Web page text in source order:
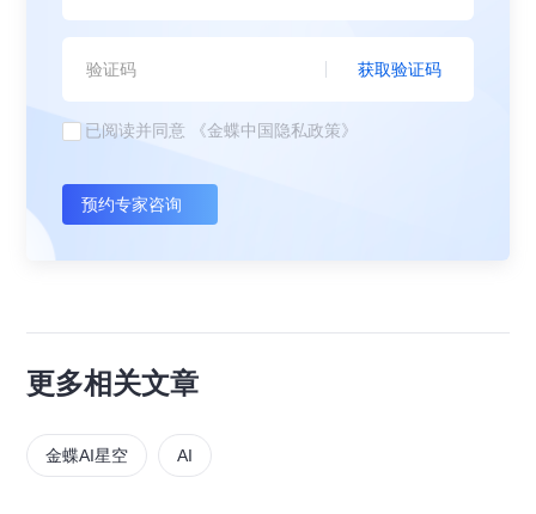
获取验证码
已阅读并同意 《金蝶中国隐私政策》
预约专家咨询
更多相关文章
金蝶AI星空 AI